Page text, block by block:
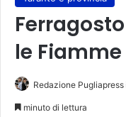
le
Redazione Pugliapress
minuto di lettura